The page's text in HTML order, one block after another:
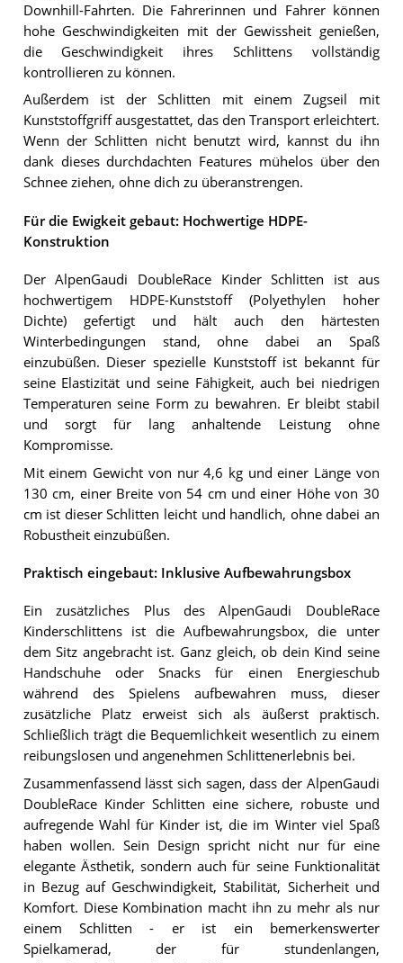
Downhill-Fahrten. Die Fahrerinnen und Fahrer können
hohe Geschwindigkeiten mit der Gewissheit genießen,
die Geschwindigkeit ihres Schlittens vollständig
kontrollieren zu können.
Außerdem ist der Schlitten mit einem Zugseil mit
Kunststoffgriff ausgestattet, das den Transport erleichtert.
Wenn der Schlitten nicht benutzt wird, kannst du ihn
dank dieses durchdachten Features mühelos über den
Schnee ziehen, ohne dich zu überanstrengen.
Für die Ewigkeit gebaut: Hochwertige HDPE-
Konstruktion
Der AlpenGaudi DoubleRace Kinder Schlitten ist aus
hochwertigem HDPE-Kunststoff (Polyethylen hoher
Dichte) gefertigt und hält auch den härtesten
Winterbedingungen stand, ohne dabei an Spaß
einzubüßen. Dieser spezielle Kunststoff ist bekannt für
seine Elastizität und seine Fähigkeit, auch bei niedrigen
Temperaturen seine Form zu bewahren. Er bleibt stabil
und sorgt für lang anhaltende Leistung ohne
Kompromisse.
Mit einem Gewicht von nur 4,6 kg und einer Länge von
130 cm, einer Breite von 54 cm und einer Höhe von 30
cm ist dieser Schlitten leicht und handlich, ohne dabei an
Robustheit einzubüßen.
Praktisch eingebaut: Inklusive Aufbewahrungsbox
Ein zusätzliches Plus des AlpenGaudi DoubleRace
Kinderschlittens ist die Aufbewahrungsbox, die unter
dem Sitz angebracht ist. Ganz gleich, ob dein Kind seine
Handschuhe oder Snacks für einen Energieschub
während des Spielens aufbewahren muss, dieser
zusätzliche Platz erweist sich als äußerst praktisch.
Schließlich trägt die Bequemlichkeit wesentlich zu einem
reibungslosen und angenehmen Schlittenerlebnis bei.
Zusammenfassend lässt sich sagen, dass der AlpenGaudi
DoubleRace Kinder Schlitten eine sichere, robuste und
aufregende Wahl für Kinder ist, die im Winter viel Spaß
haben wollen. Sein Design spricht nicht nur für eine
elegante Ästhetik, sondern auch für seine Funktionalität
in Bezug auf Geschwindigkeit, Stabilität, Sicherheit und
Komfort. Diese Kombination macht ihn zu mehr als nur
einem Schlitten - er ist ein bemerkenswerter
Spielkamerad, der für stundenlangen,